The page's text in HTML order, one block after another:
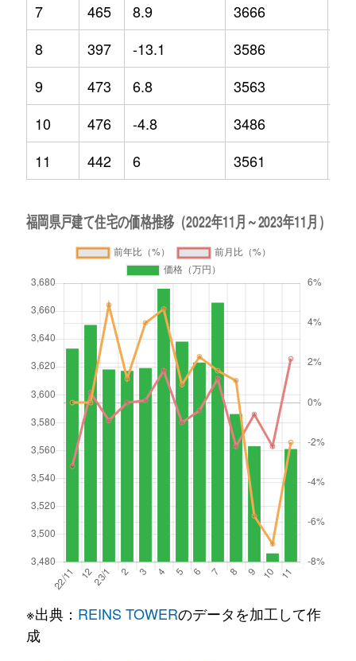
7
465 8.9 3666
8
397 -13.1 3586
9
473 6.8 3563
10
476 -4.8 3486
11
442 6 3561
※出典： REINS TOWERのデータを加工して作
成